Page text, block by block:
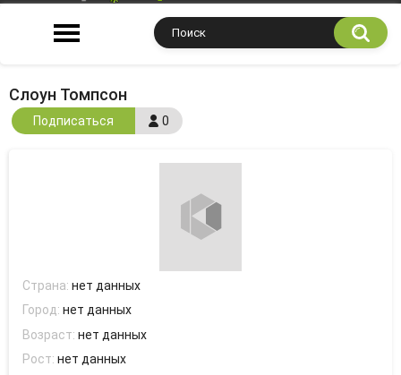
Слоун Томпсон
0
Подписаться
Страна:нет данных
Город:нет данных
Возраст:нет данных
Рост:нет данных